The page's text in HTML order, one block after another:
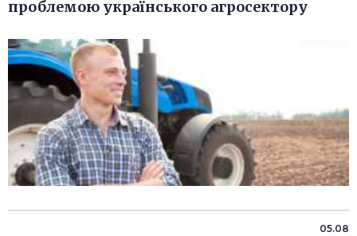
проблемою українського агросектору
05.08